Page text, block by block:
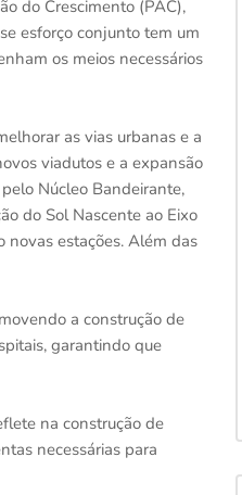
do Crescimento (PAC),
esforço conjunto tem um
os meios necessários
as vias urbanas e a
viadutos e a expansão
Núcleo Bandeirante,
do Sol Nascente ao Eixo
novas estações. Além das
a construção de
garantindo que
na construção de
necessárias para